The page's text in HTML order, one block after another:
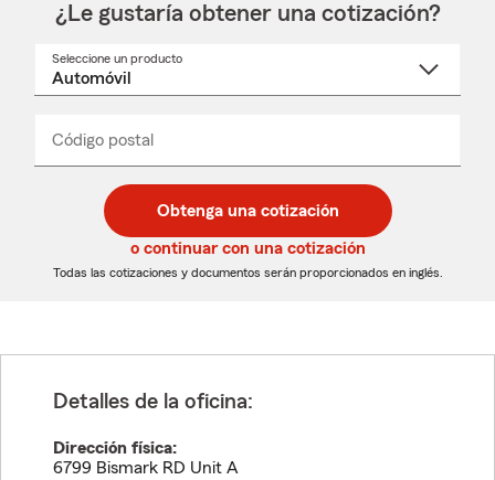
¿Le gustaría obtener una cotización?
Seleccione un producto
desplegable
Código postal
de
5
dígitos
de
5
dígitos
_____
Obtenga una cotización
o continuar con una cotización
Todas las cotizaciones y documentos serán proporcionados en inglés.
Detalles de la oficina:
Dirección física:
6799 Bismark RD Unit A